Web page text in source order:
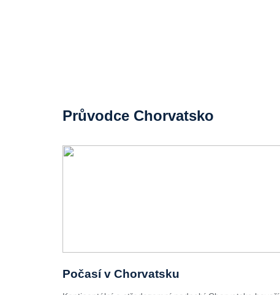
Průvodce Chorvatsko
Počasí v Chorvatsku